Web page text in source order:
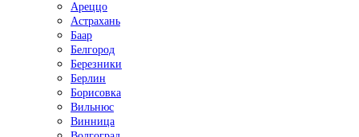
Ареццо
Астрахань
Баар
Белгород
Березники
Берлин
Борисовка
Вильнюс
Винница